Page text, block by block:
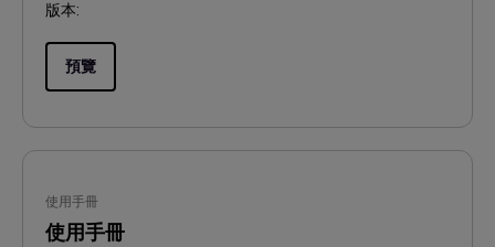
版本:
預覽
使用手冊
使用手冊